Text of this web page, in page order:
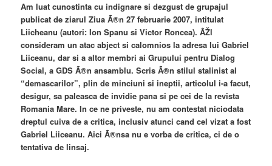
Am luat cunostinta cu indignare si dezgust de grupajul
publicat de ziarul Ziua Ã®n 27 februarie 2007, intitulat
Liicheanu (autori: Ion Spanu si Victor Roncea). ÃŽl
consideram un atac abject si calomnios la adresa lui Gabriel
Liiceanu, dar si a altor membri ai Grupului pentru Dialog
Social, a GDS Ã®n ansamblu. Scris Ã®n stilul stalinist al
“demascarilor”, plin de minciuni si ineptii, articolul i-a facut,
desigur, sa paleasca de invidie pana si pe cei de la revista
Romania Mare. In ce ne priveste, nu am contestat niciodata
dreptul cuiva de a critica, inclusiv atunci cand cel vizat a fost
Gabriel Liiceanu. Aici Ã®nsa nu e vorba de critica, ci de o
tentativa de linsaj.